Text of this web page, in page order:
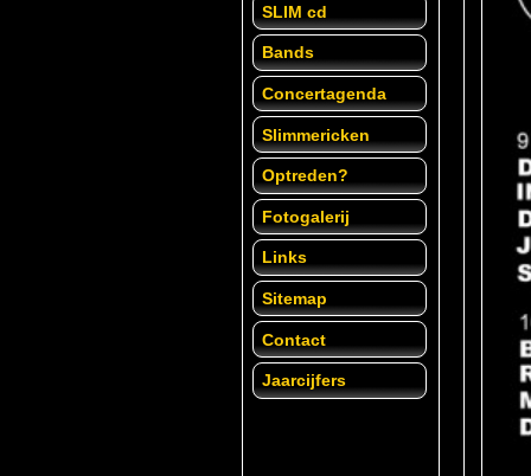
SLIM cd
Bands
Concertagenda
Slimmericken
Optreden?
Fotogalerij
Links
Sitemap
Contact
Jaarcijfers